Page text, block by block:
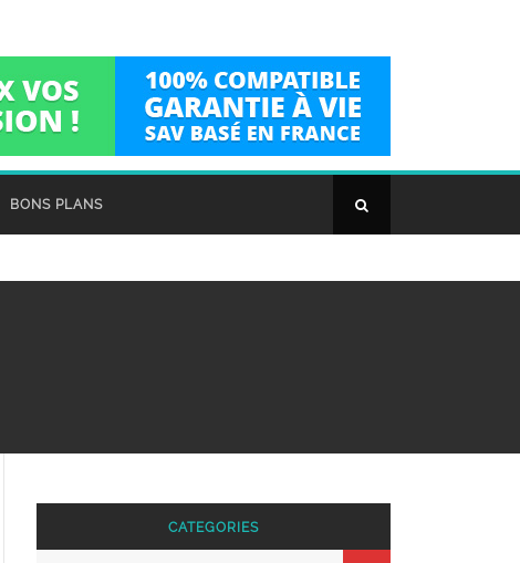
BONS PLANS
CATEGORIES